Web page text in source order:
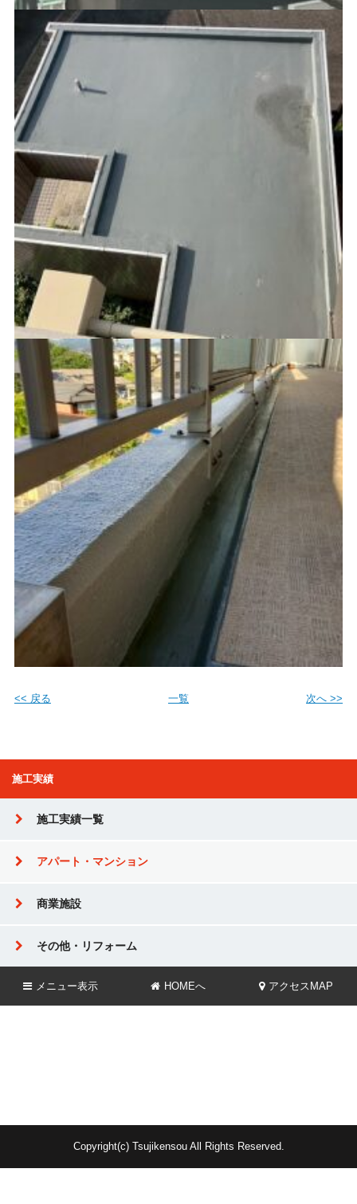
<< 戻る 一覧 次へ >>
施工実績
施工実績一覧
アパート・マンション
商業施設
その他・リフォーム
メニュー表示 HOMEへ アクセスMAP
Copyright(c) Tsujikensou All Rights Reserved.